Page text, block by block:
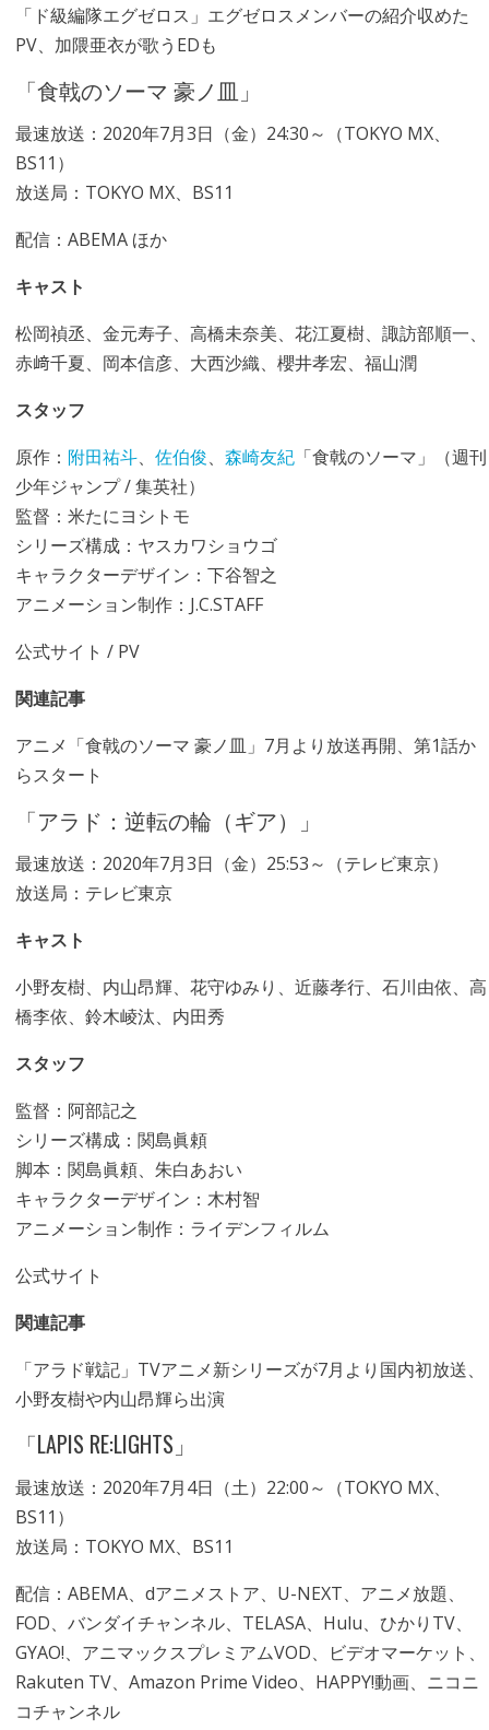
「ド級編隊エグゼロス」エグゼロスメンバーの紹介収めた
PV、加隈亜衣が歌うEDも
「食戟のソーマ 豪ノ皿」
最速放送：2020年7月3日（金）24:30～（TOKYO MX、
BS11）
放送局：TOKYO MX、BS11
配信：ABEMA ほか
キャスト
松岡禎丞、金元寿子、高橋未奈美、花江夏樹、諏訪部順一、
赤﨑千夏、岡本信彦、大西沙織、櫻井孝宏、福山潤
スタッフ
原作： 附田祐斗、 佐伯俊、 森崎友紀「食戟のソーマ」（週刊
少年ジャンプ / 集英社）
監督：米たにヨシトモ
シリーズ構成：ヤスカワショウゴ
キャラクターデザイン：下谷智之
アニメーション制作：J.C.STAFF
公式サイト / PV
関連記事
アニメ「食戟のソーマ 豪ノ皿」7月より放送再開、第1話か
らスタート
「アラド：逆転の輪（ギア）」
最速放送：2020年7月3日（金）25:53～（テレビ東京）
放送局：テレビ東京
キャスト
小野友樹、内山昂輝、花守ゆみり、近藤孝行、石川由依、高
橋李依、鈴木崚汰、内田秀
スタッフ
監督：阿部記之
シリーズ構成：関島眞頼
脚本：関島眞頼、朱白あおい
キャラクターデザイン：木村智
アニメーション制作：ライデンフィルム
公式サイト
関連記事
「アラド戦記」TVアニメ新シリーズが7月より国内初放送、
小野友樹や内山昂輝ら出演
「LAPIS RE:LIGHTS」
最速放送：2020年7月4日（土）22:00～（TOKYO MX、
BS11）
放送局：TOKYO MX、BS11
配信：ABEMA、dアニメストア、U-NEXT、アニメ放題、
FOD、バンダイチャンネル、TELASA、Hulu、ひかりTV、
GYAO!、アニマックスプレミアムVOD、ビデオマーケット、
Rakuten TV、Amazon Prime Video、HAPPY!動画、ニコニ
コチャンネル